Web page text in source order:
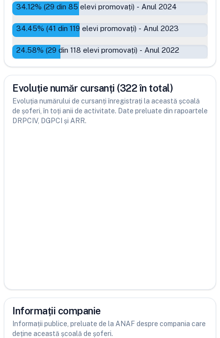
34.12% (29 din 85 elevi promovați) - Anul 2024
34.45% (41 din 119 elevi promovați) - Anul 2023
24.58% (29 din 118 elevi promovați) - Anul 2022
Evoluție număr cursanți (322 în total)
Evoluția numărului de cursanți înregistrați la această școală
de șoferi, în toți anii de activitate. Date preluate din rapoartele
DRPCIV, DGPCI și ARR.
Informații companie
Informații publice, preluate de la ANAF despre compania care
deține această școală de șoferi.